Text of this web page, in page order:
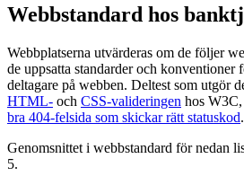
Webbstandard hos
Webbplatserna utvärderas om de följer
de uppsatta standarder och konventioner
deltagare på webben. Deltest som utgör
HTML- och CSS-valideringen hos
bra 404-felsida som skickar rätt statuskod.
Genomsnittet i webbstandard för nedan
5.